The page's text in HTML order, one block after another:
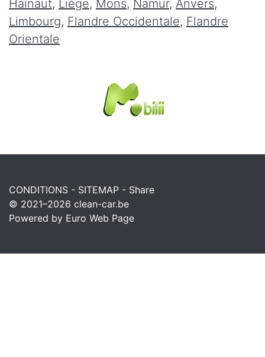
Hainaut, Liège, Mons, Namur, Anvers,
Limbourg, Flandre Occidentale, Flandre
Orientale
CONDITIONS - SITEMAP - Share
© 2021–2026 clean-car.be
Powered by Euro Web Page